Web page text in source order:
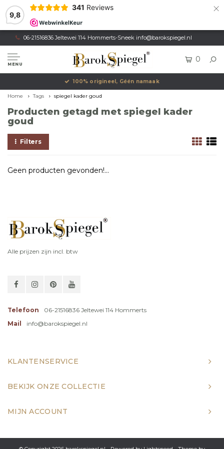
9,8
341 Reviews ×
06-21516836 Jeltewei 114 Hommerts-Sneek info@barokspiegel.nl
MENU
0
100% origineel, Géén namaak
Home Tags spiegel kader goud
Producten getagd met spiegel kader
goud
Filters
Geen producten gevonden!...
Alle prijzen zijn incl. btw
Telefoon
06-21516836 Jeltewei 114 Hommerts
Mail
info@barokspiegel.nl
KLANTENSERVICE
BEKIJK ONZE COLLECTIE
MIJN ACCOUNT